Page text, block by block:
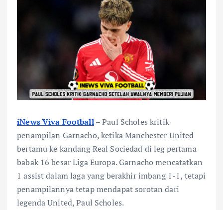
iNews Viva Football–Paul Scholes kritik
penampilan Garnacho, ketika Manchester United
bertamu ke kandang Real Sociedad di leg pertama
babak 16 besar Liga Europa. Garnacho mencatatkan
1 assist dalam laga yang berakhir imbang 1-1, tetapi
penampilannya tetap mendapat sorotan dari
legenda United, Paul Scholes.